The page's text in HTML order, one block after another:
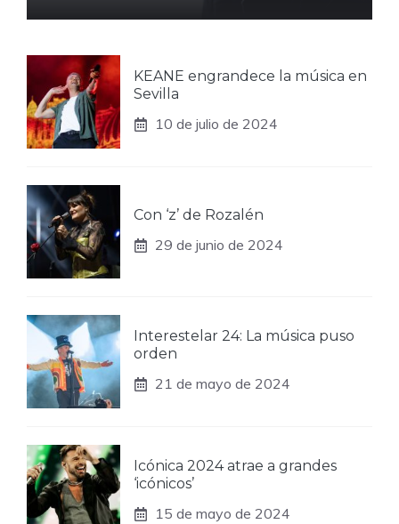
KEANE engrandece la música en
Sevilla
10 de julio de 2024
Con ‘z’ de Rozalén
29 de junio de 2024
Interestelar 24: La música puso
orden
21 de mayo de 2024
Icónica 2024 atrae a grandes
‘icónicos’
15 de mayo de 2024